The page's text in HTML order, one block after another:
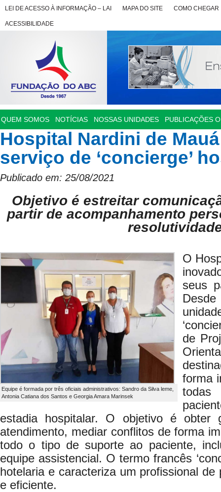
LEI DE ACESSO À INFORMAÇÃO – LAI MAPA DO SITE COMO CHEGAR
ACESSIBILIDADE
QUEM SOMOS NOTÍCIAS NOSSAS UNIDADES PUBLICAÇÕES
Hospital Nardini de
serviço de ‘concierge’
Publicado em: 25/08/2021
Objetivo é estreitar
partir de acompanhamento
Equipe é formada por três oficiais administrativos: Sandro da Silva leme,
Antonia Catiana dos Santos e Georgia Amara Marinsek
O
seus
de
forma
estadia hospitalar. O objetivo é obter
atendimento, mediar conflitos de forma
todo o tipo de suporte ao paciente,
equipe assistencial. O termo francês
hotelaria e caracteriza um profissional
e eficiente.